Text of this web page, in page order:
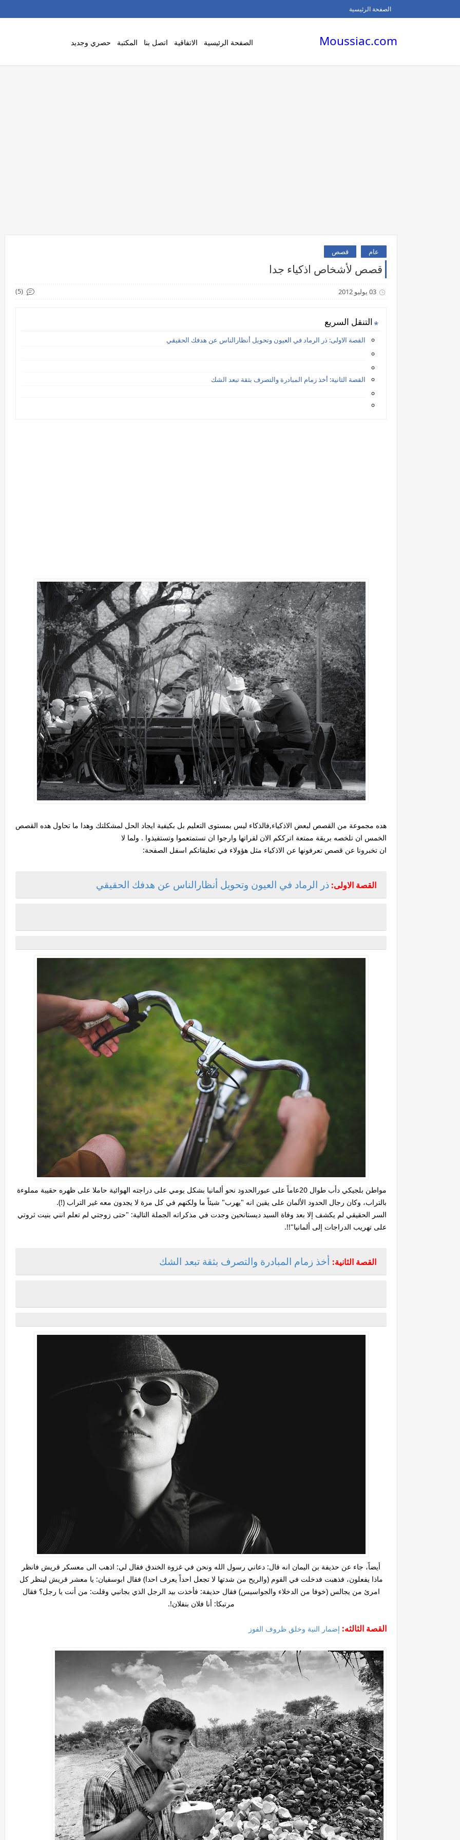
الصفحة الرئيسية
Moussiac.com الصفحة الرئيسية الاتفاقية اتصل بنا المكتبة حصري وجديد
عام قصص
قصص لأشخاص اذكياء جدا
03 يوليو 2012 (5)
التنقل السريع
القصة الاولى: ذر الرماد في العيون وتحويل أنظارالناس عن هدفك الحقيقي
القصة الثانية: أخذ زمام المبادرة والتصرف بثقة تبعد الشك
هده مجموعة من القصص لبعض الاذكياء,فالذكاء ليس بمستوى التعليم بل بكيفية ايجاد الحل لمشكلتك وهدا ما تحاول هده القصص
الخمس ان تلخصه بريقة ممتعة اترككم الان لقراتها وارجوا ان تستمتعموا وتستفيذوا . ولما لا
ان تخبرونا عن قصص تعرفونها عن الاذكياء مثل هؤولاء في تعليقاتكم اسفل الصفحة:
القصة الاولى: ذر الرماد في العيون وتحويل أنظارالناس عن هدفك الحقيقي
مواطن بلجيكي دأب طوال 20عاماً على عبورالحدود نحو ألمانيا بشكل يومي على دراجته الهوائية حاملا على ظهره حقيبة مملوءة
بالتراب، وكان رجال الحدود الألمان على يقين انه "يهرب" شيئاً ما ولكنهم في كل مرة لا يجدون معه غير التراب (!).
السر الحقيقي لم يكشف إلا بعد وفاة السيد ديستانحين وجدت في مذكراته الجملة التالية: "حتى زوجتي لم تعلم انني بنيت ثروتي
على تهريب الدراجات إلى ألمانيا"!!.
القصة الثانية: أخذ زمام المبادرة والتصرف بثقة تبعد الشك
أيضاً، جاء عن حذيفة بن اليمان انه قال: دعاني رسول الله ونحن في غزوة الخندق فقال لي: اذهب الى معسكر قريش فانظر
ماذا يفعلون، فذهبت فدخلت في القوم (والريح من شدتها لا تجعل احداً يعرف احدا) فقال ابوسفيان: يا معشر قريش لينظر كل
امرئ من يجالس (خوفا من الدخلاء والجواسيس) فقال حذيفة: فأخذت بيد الرجل الذي بجانبي وقلت: من أنت يا رجل؟ فقال
مرتبكا: أنا فلان بنفلان!.
القصة الثالثه: إضمار النية وخلق ظروف الفوز